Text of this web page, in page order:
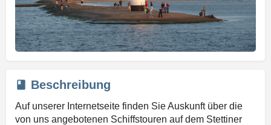
Beschreibung
Auf unserer Internetseite finden Sie Auskunft über die
von uns angebotenen Schiffstouren auf dem Stettiner